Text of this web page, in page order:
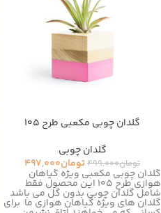
گلدان چوبی مکعبی طرح ۱۰۵
گلدان چوبی
تومان499,000تومان497,000
گلدان چوبی مکعبی ویژه گیاهان
هوازی طرح 105 این محصول فقط
شامل گلدان چوبی بدون گل می باشد
گلدان های ویژه گیاهان هوازی ما برای